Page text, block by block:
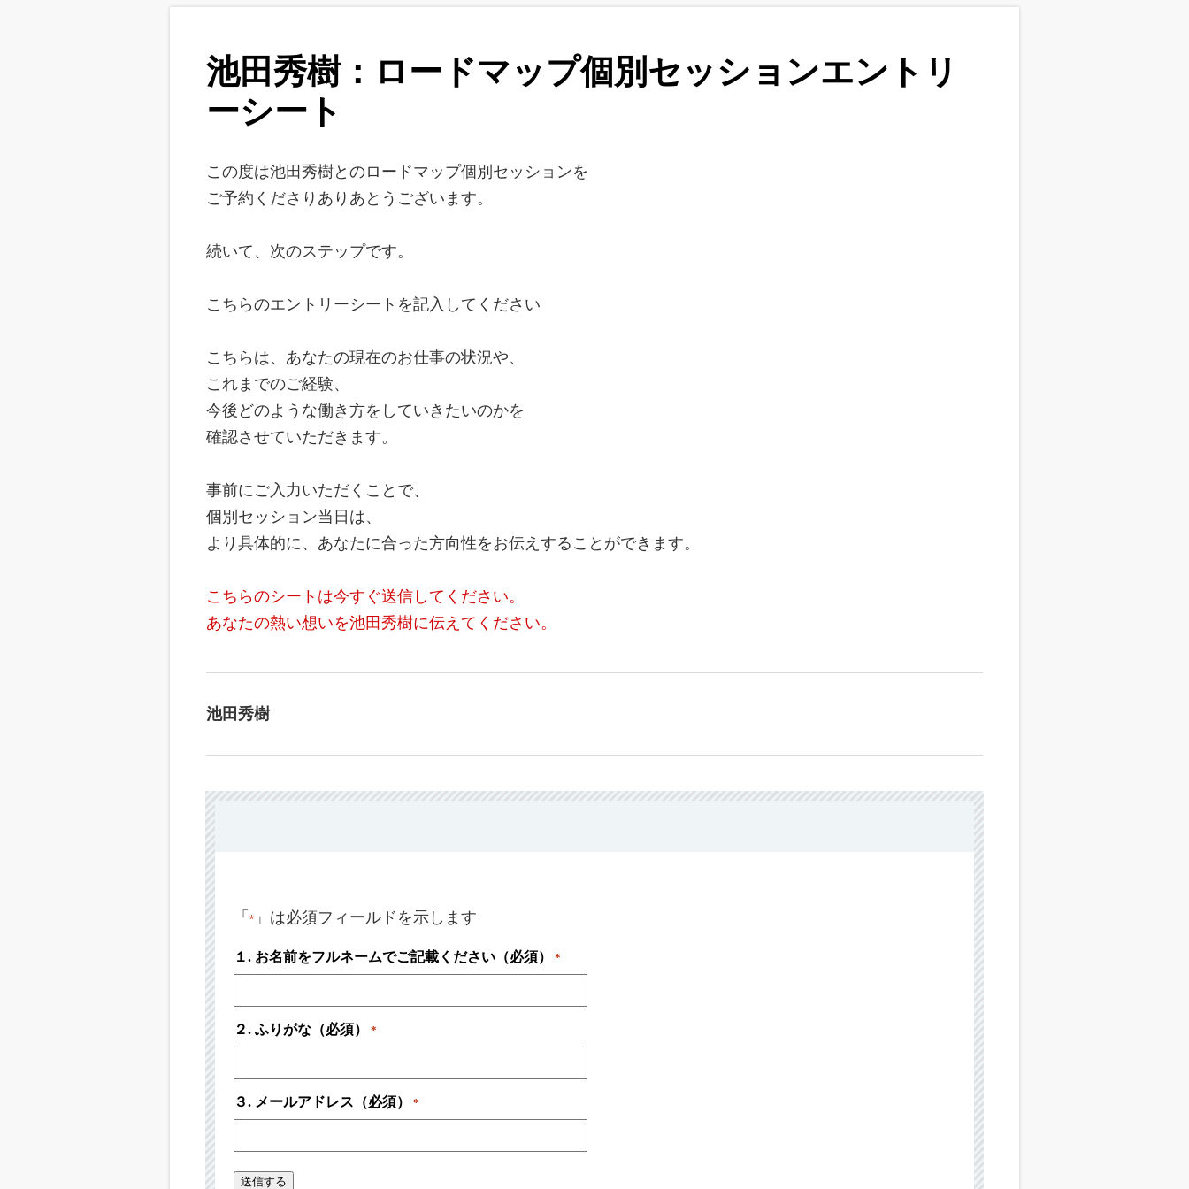
池田秀樹：ロードマップ個別セッションエントリ
ーシート
この度は池田秀樹とのロードマップ個別セッションを
ご予約くださりありあとうございます。
続いて、次のステップです。
こちらのエントリーシートを記入してください
こちらは、あなたの現在のお仕事の状況や、
これまでのご経験、
今後どのような働き方をしていきたいのかを
確認させていただきます。
事前にご入力いただくことで、
個別セッション当日は、
より具体的に、あなたに合った方向性をお伝えすることができます。
こちらのシートは今すぐ送信してください。
あなたの熱い想いを池田秀樹に伝えてください。
池田秀樹
「 * 」は必須フィールドを示します
１. お名前をフルネームでご記載ください（必須） *
２. ふりがな（必須） *
３. メールアドレス（必須） *